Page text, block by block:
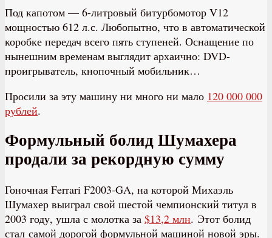
Под капотом — 6-литровый битурбомотор V12
мощностью 612 л.с. Любопытно, что в автоматической
коробке передач всего пять ступеней. Оснащение по
нынешним временам выглядит архаично: DVD-
проигрыватель, кнопочный мобильник…
Просили за эту машину ни много ни мало 120 000 000
рублей.
Формульный болид Шумахера
продали за рекордную сумму
Гоночная Ferrari F2003-GA, на которой Михаэль
Шумахер выиграл свой шестой чемпионский титул в
2003 году, ушла с молотка за $13,2 млн. Этот болид
стал самой дорогой формульной машиной новой эры.